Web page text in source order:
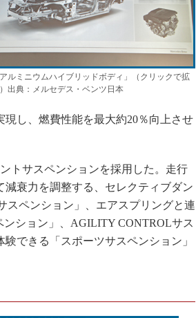
アルミニウムハイブリッドボディ」（クリックで拡
出典：メルセデス・ベンツ日本
し、燃費性能を最大約20％向上させ
トサスペンションを採用した。走行
衰力を調整する、セレクティブダン
スペンション」、エアスプリングと連
ション」、AGILITY CONTROLサス
できる「スポーツサスペンション」